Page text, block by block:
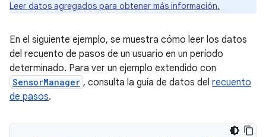
Leer datos agregados para obtener más información.
En el siguiente ejemplo, se muestra cómo leer los datos
del recuento de pasos de un usuario en un período
determinado. Para ver un ejemplo extendido con
SensorManager , consulta la guía de datos del recuento
de pasos.